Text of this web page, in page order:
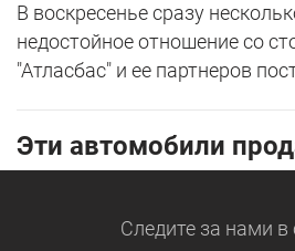
В воскресенье сразу
недостойное отношение со
"Атласбас" и ее партнеров
Эти автомобили
Следите за нами в